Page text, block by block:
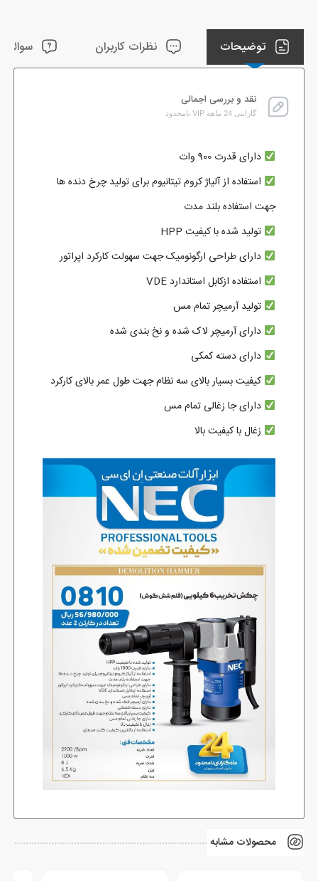
توضیحات نظرات کاربران
نقد و بررسی اجمالی
گارانتی 24 ماهه VIP نامحدود
دارای قدرت 900 وات
استفاده از آلیاژ کروم تیتانیوم برای تولید چرخ دنده ها
جهت استفاده بلند مدت
تولید شده با کیفیت HPP
دارای طراحی ارگونومیک جهت سهولت کارکرد اپراتور
استفاده ازکابل استاندارد VDE
تولید آرمیچر تمام مس
دارای آرمیچر لاک شده و نخ بندی شده
دارای دسته کمکی
کیفیت بسیار بالای سه نظام جهت طول عمر بالای کارکرد
دارای جا زغالی تمام مس
زغال با کیفیت بالا
محصولات مشابه